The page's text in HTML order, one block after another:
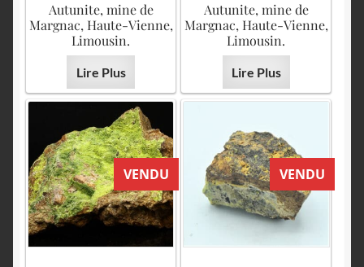
Autunite, mine de
Margnac, Haute-Vienne,
Limousin.
Lire Plus
Autunite, mine de
Margnac, Haute-Vienne,
Limousin.
Lire Plus
VENDU VENDU